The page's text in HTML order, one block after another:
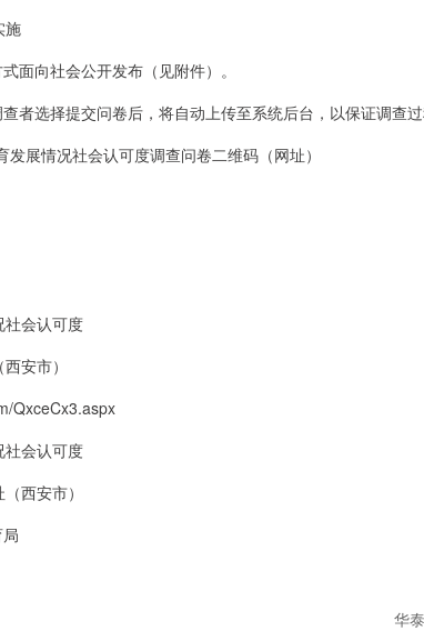
施
面向社会公开发布（见附件）。
者选择提交问卷后，将自动上传至系统后台，以保证调查过
发展情况社会认可度调查问卷二维码（网址）
社会认可度
安市）
QxceCx3.aspx
社会认可度
西安市）
华